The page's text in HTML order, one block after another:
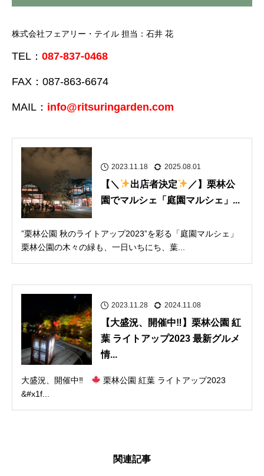
株式会社フェアリー・テイル 担当：石井 花
TEL： 087-837-0468
FAX：087-863-6674
MAIL： info@ritsuringarden.com
2023.11.18 2025.08.01
【＼ 出店者決定
／】栗林公
園でマルシェ「庭園マルシェ」...
”栗林公園 秋のライトアップ2023”を彩る「庭園マルシェ」
栗林公園の木々の緑も、一日いちにち、葉...
2023.11.28 2024.11.08
【大盛況、開催中‼】栗林公園 紅
葉 ライトアップ2023 最新グルメ
情...
大盛況、開催中‼
栗林公園 紅葉 ライトアップ2023
&#x1f...
関連記事